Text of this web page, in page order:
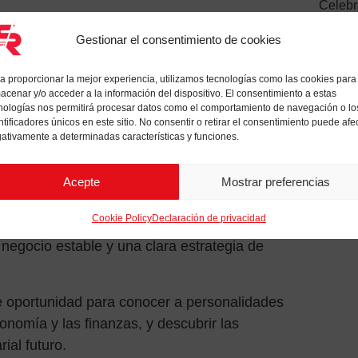
Gestionar el consentimiento de cookies
proporcionar la mejor experiencia, utilizamos tecnologías como las cookies para
y/o acceder a la información del dispositivo. El consentimiento a estas
nos permitirá procesar datos como el comportamiento de navegación o
únicos en este sitio. No consentir o retirar el consentimiento puede
a determinadas características y funciones.
Acepte Mostrar preferencias
Cookie PolicyDeclaración de privacidad
el evento ELITE 10 ANIVERSARIO, en el
Valores de Italia en 2012 y hoy parte del
que ayuda a las pequeñas y medianas
mercados de capitales públicos y
de la red internacional de Elite desde
Exchange Group, dedicado a empresas
estable y una clara estrategia de
para conocer a personalidades
y las finanzas, y descubrir las
futuro.
🚨
DÍAS